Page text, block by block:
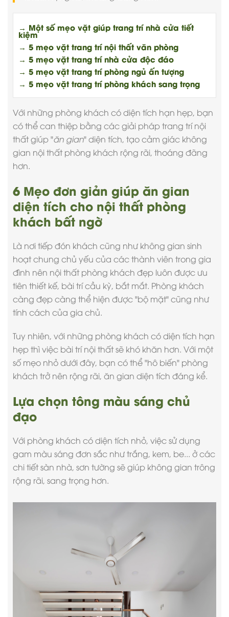
→ Một số mẹo vặt giúp trang trí nhà cửa tiết
kiệm
→ 5 mẹo vặt trang trí nội thất văn phòng
→ 5 mẹo vặt trang trí nhà cửa độc đáo
→ 5 mẹo vặt trang trí phòng ngủ ấn tượng
→ 5 mẹo vặt trang trí phòng khách sang trọng
Với những phòng khách có diện tích hạn hẹp, bạn
có thể can thiệp bằng các giải pháp trang trí nội
thất giúp "ăn gian" diện tích, tạo cảm giác không
gian nội thất phòng khách rộng rãi, thoáng đãng
hơn.
6 Mẹo đơn giản giúp ăn gian
diện tích cho nội thất phòng
khách bất ngờ
Là nơi tiếp đón khách cũng như không gian sinh
hoạt chung chủ yếu của các thành viên trong gia
đình nên nội thất phòng khách đẹp luôn được ưu
tiên thiết kế, bài trí cầu kỳ, bắt mắt. Phòng khách
càng đẹp càng thể hiện được "bộ mặt" cũng như
tính cách của gia chủ.
Tuy nhiên, với những phòng khách có diện tích hạn
hẹp thì việc bài trí nội thất sẽ khó khăn hơn. Với một
số mẹo nhỏ dưới đây, bạn có thể "hô biến" phòng
khách trở nên rộng rãi, ăn gian diện tích đáng kể.
Lựa chọn tông màu sáng chủ
đạo
Với phòng khách có diện tích nhỏ, việc sử dụng
gam màu sáng đơn sắc như trắng, kem, be... ở các
chi tiết sàn nhà, sơn tường sẽ giúp không gian trông
rộng rãi, sang trọng hơn.